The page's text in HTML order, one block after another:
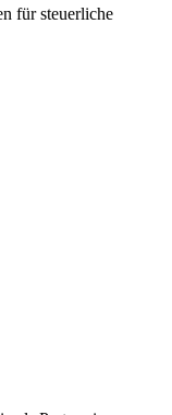
für steuerliche